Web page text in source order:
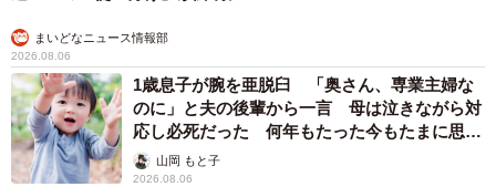
まいどなニュース情報部
2026.08.06
1歳息子が腕を亜脱臼 「奥さん、専業主婦な
のに」と夫の後輩から一言 母は泣きながら対
応し必死だった 何年もたった今もたまに思い
出し…山岡 もと子
2026.08.06